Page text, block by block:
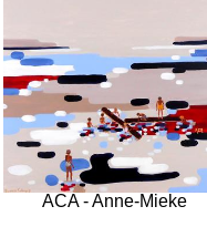
ACA - Anne-Mieke